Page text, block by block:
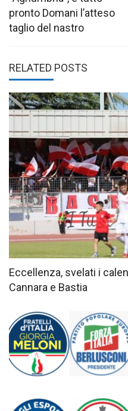
pronto Domani l’atteso
taglio del nastro
RELATED POSTS
Eccellenza, svelati i
Cannara e Bastia